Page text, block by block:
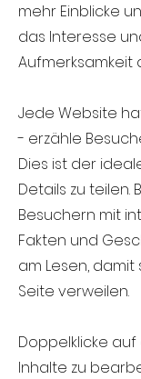
mehr Einblicke
das Interesse
Aufmerksamkeit
Jede Website
- erzähle
Dies ist der
Details zu teilen.
Besuchern mit
Fakten und
am Lesen,
Seite verweilen.
Doppelklicke auf
Inhalte zu